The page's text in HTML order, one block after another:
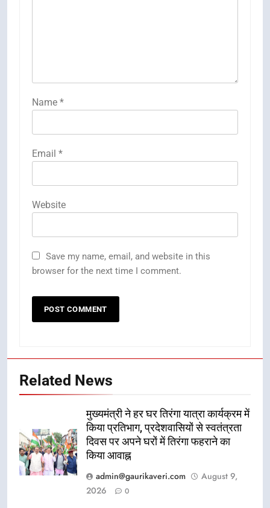
Name *
Email *
Website
Save my name, email, and website in this
browser for the next time I comment.
Related News
मुख्यमंत्री ने हर घर तिरंगा यात्रा कार्यक्रम में
किया प्रतिभाग, प्रदेशवासियों से स्वतंत्रता
दिवस पर अपने घरों में तिरंगा फहराने का
किया आवाह्न
admin@gaurikaveri.com
August 9,
2026
0